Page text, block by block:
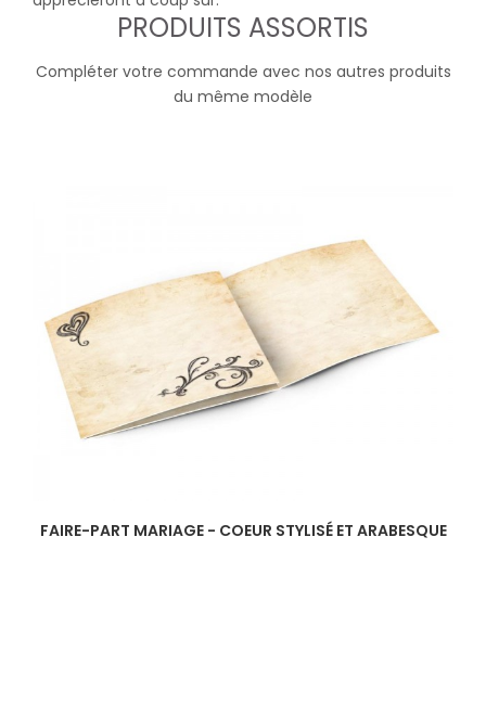
PRODUITS ASSORTIS
Compléter votre commande avec nos autres produits
du même modèle
FAIRE-PART MARIAGE - COEUR STYLISÉ ET ARABESQUE